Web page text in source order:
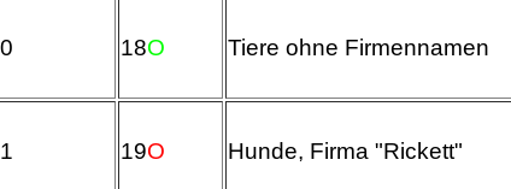
18O Tiere ohne Firmennamen
19O Hunde, Firma "Rickett"